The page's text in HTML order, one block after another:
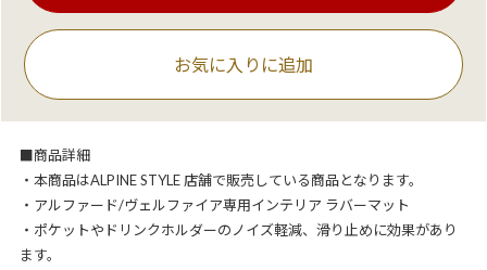
お気に入りに追加
■商品詳細
・本商品はALPINE STYLE 店舗で販売している商品となります。
・アルファード/ヴェルファイア専用インテリア ラバーマット
・ポケットやドリンクホルダーのノイズ軽減、滑り止めに効果があり
ます。